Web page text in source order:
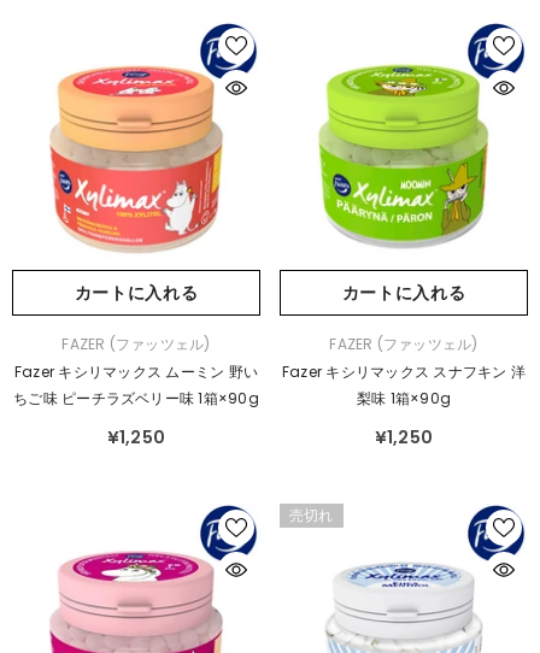
カートに入れる
売
元：
FAZER (ファッツェル)
Fazer キシリマックス ムーミン 野い
ちご味 ピーチラズベリー味 1箱×90g
¥1,250
カートに入れる
売
FAZER (ファッツェル)
Fazer キシリマックス スナフキン 洋
梨味 1箱×90g
¥1,250
売切れ